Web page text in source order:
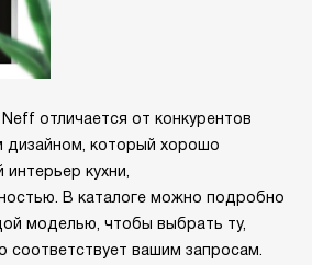
отличается от конкурентов
дизайном, который хорошо
кухни,
В каталоге можно подробно
моделью, чтобы выбрать ту,
соответствует вашим запросам.